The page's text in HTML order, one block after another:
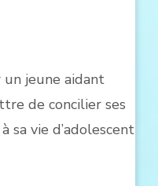
jeune aidant
de concilier ses
sa vie d’adolescent